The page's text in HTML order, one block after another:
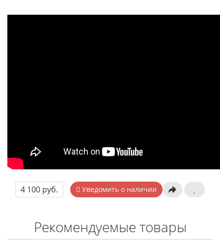
4 100 руб. Уведомить о наличии
Рекомендуемые товары